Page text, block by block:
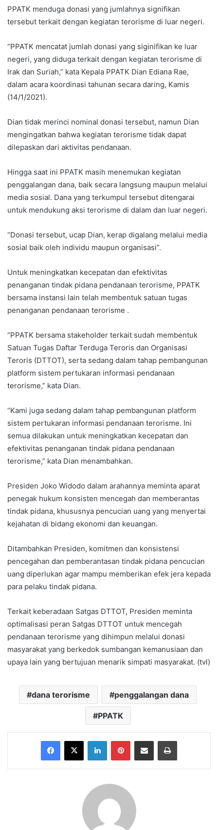
PPATK menduga donasi yang jumlahnya signifikan
tersebut terkait dengan kegiatan terorisme di luar negeri.
“PPATK mencatat jumlah donasi yang siginifikan ke luar
negeri, yang diduga terkait dengan kegiatan terorisme di
Irak dan Suriah,” kata Kepala PPATK Dian Ediana Rae,
dalam acara koordinasi tahunan secara daring, Kamis
(14/1/2021).
Dian tidak merinci nominal donasi tersebut, namun Dian
mengingatkan bahwa kegiatan terorisme tidak dapat
dilepaskan dari aktivitas pendanaan.
Hingga saat ini PPATK masih menemukan kegiatan
penggalangan dana, baik secara langsung maupun melalui
media sosial. Dana yang terkumpul tersebut ditengarai
untuk mendukung aksi terorisme di dalam dan luar negeri.
“Donasi tersebut, ucap Dian, kerap digalang melalui media
sosial baik oleh individu maupun organisasi”.
Untuk meningkatkan kecepatan dan efektivitas
penanganan tindak pidana pendanaan terorisme, PPATK
bersama instansi lain telah membentuk satuan tugas
penanganan pendanaan terorisme .
“PPATK bersama stakeholder terkait sudah membentuk
Satuan Tugas Daftar Terduga Teroris dan Organisasi
Teroris (DTTOT), serta sedang dalam tahap pembangunan
platform sistem pertukaran informasi pendanaan
terorisme,” kata Dian.
“Kami juga sedang dalam tahap pembangunan platform
sistem pertukaran informasi pendanaan terorisme. Ini
semua dilakukan untuk meningkatkan kecepatan dan
efektivitas penanganan tindak pidana pendanaan
terorisme,” kata Dian menambahkan.
Presiden Joko Widodo dalam arahannya meminta aparat
penegak hukum konsisten mencegah dan memberantas
tindak pidana, khususnya pencucian uang yang menyertai
kejahatan di bidang ekonomi dan keuangan.
Ditambahkan Presiden, komitmen dan konsistensi
pencegahan dan pemberantasan tindak pidana pencucian
uang diperlukan agar mampu memberikan efek jera kepada
para pelaku tindak pidana.
Terkait keberadaan Satgas DTTOT, Presiden meminta
optimalisasi peran Satgas DTTOT untuk mencegah
pendanaan terorisme yang dihimpun melalui donasi
masyarakat yang berkedok sumbangan kemanusiaan dan
upaya lain yang bertujuan menarik simpati masyarakat. (tvl)
dana terorisme penggalangan dana
PPATK
Facebook
X LinkedInPinterestShare via Email Print